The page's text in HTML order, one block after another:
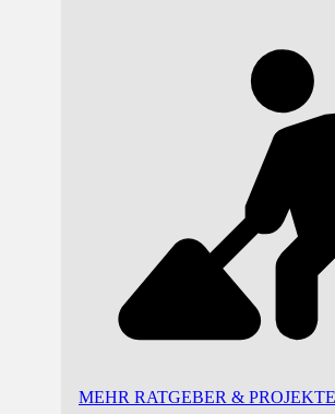
MEHR RATGEBER & PROJEKTE